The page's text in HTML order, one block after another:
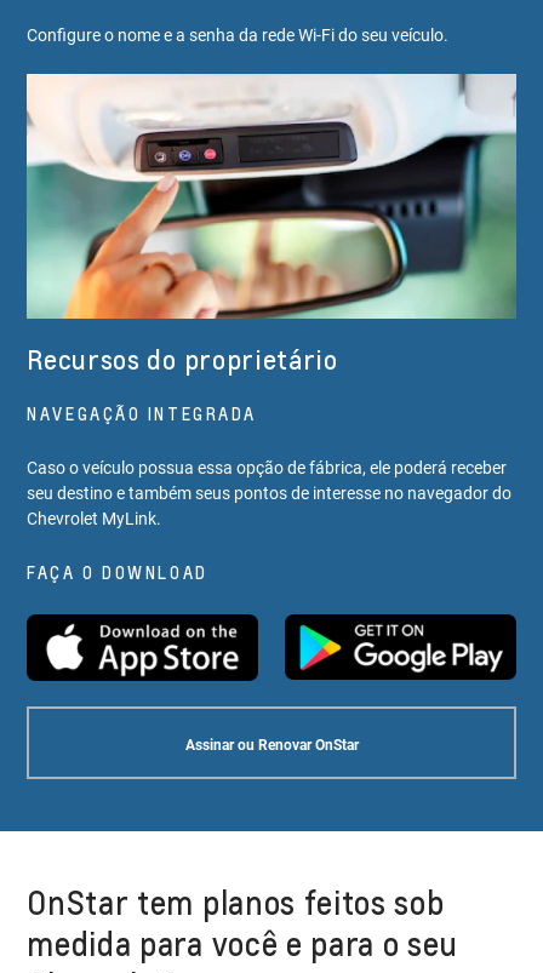
Configure o nome e a senha da rede Wi-Fi do seu veículo.
Recursos do proprietário
NAVEGAÇÃO INTEGRADA
Caso o veículo possua essa opção de fábrica, ele poderá receber
seu destino e também seus pontos de interesse no navegador do
Chevrolet MyLink.
FAÇA O DOWNLOAD
Assinar ou Renovar OnStar
OnStar tem planos feitos sob
medida para você e para o seu